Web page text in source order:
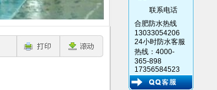
联系电话
合肥防水热线
13033054206
24小时防水客服
热线：4000-
365-898
17356584523